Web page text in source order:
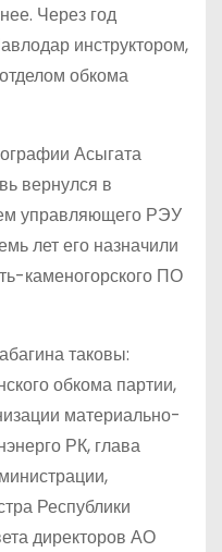
Через год
инструктором,
обкома
Асыгата
вернулся в
управляющего РЭУ
лет его назначили
каменогорского ПО
таковы:
обкома партии,
материально-
РК, глава
Республики
директоров АО